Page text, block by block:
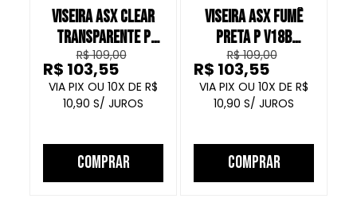
VISEIRA ASX CLEAR
TRANSPARENTE P
V18B CAPACETE
FECHADO
R$ 109,00
10
R$
10,90
R$ 103,55
COMPRAR
VISEIRA ASX FUMÊ
PRETA P V18B
CAPACETE FECHADO
R$ 109,00
10
R$
10,90
R$ 103,55
COMPRAR